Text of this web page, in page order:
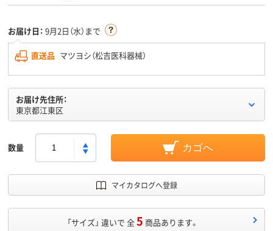
お届け日： 9月2日（水）まで
直送品 マツヨシ（松吉医科器械）
お届け先住所：
東京都江東区
数量 カゴへ
マイカタログへ登録
「サイズ」 違いで 全5 商品あります。